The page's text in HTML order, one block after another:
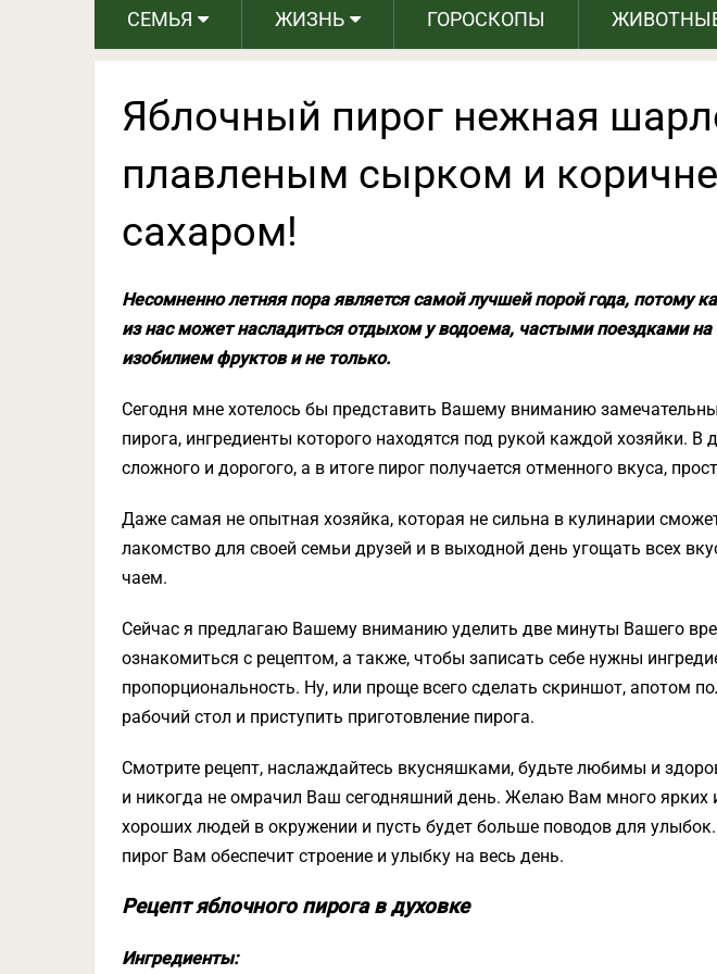
СЕМЬЯ ЖИЗНЬ ГОРОСКОПЫ
Яблочный пирог нежная
плавленым сырком и
сахаром!
Несомненно летняя пора является самой лучшей порой года, потому
из нас может насладиться отдыхом у водоема, частыми поездками
изобилием фруктов и не только.
Сегодня мне хотелось бы представить Вашему вниманию
пирога, ингредиенты которого находятся под рукой каждой хозяйки. В
сложного и дорогого, а в итоге пирог получается отменного вкуса,
Даже самая не опытная хозяйка, которая не сильна в кулинарии
лакомство для своей семьи друзей и в выходной день угощать всех
чаем.
Сейчас я предлагаю Вашему вниманию уделить две минуты Вашего
ознакомиться с рецептом, а также, чтобы записать себе нужны
пропорциональность. Ну, или проще всего сделать скриншот, апотом
рабочий стол и приступить приготовление пирога.
Смотрите рецепт, наслаждайтесь вкусняшками, будьте любимы и
и никогда не омрачил Ваш сегодняшний день. Желаю Вам много ярких
хороших людей в окружении и пусть будет больше поводов для
пирог Вам обеспечит строение и улыбку на весь день.
Рецепт яблочного пирога в духовке
Ингредиенты: